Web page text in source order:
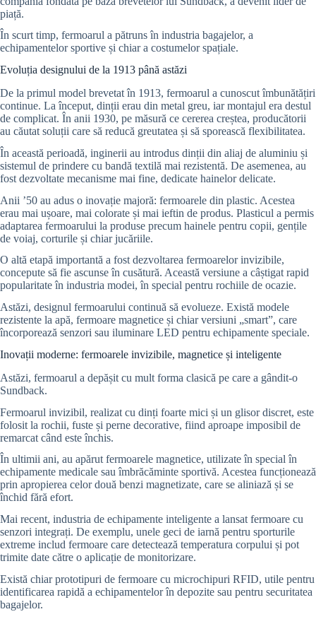
piață.
În scurt timp, fermoarul a pătruns în industria bagajelor, a
echipamentelor sportive și chiar a costumelor spațiale.
Evoluția designului de la 1913 până astăzi
De la primul model brevetat în 1913, fermoarul a cunoscut îmbunătățiri
continue. La început, dinții erau din metal greu, iar montajul era destul
de complicat. În anii 1930, pe măsură ce cererea creștea, producătorii
au căutat soluții care să reducă greutatea și să sporească flexibilitatea.
În această perioadă, inginerii au introdus dinții din aliaj de aluminiu și
sistemul de prindere cu bandă textilă mai rezistentă. De asemenea, au
fost dezvoltate mecanisme mai fine, dedicate hainelor delicate.
Anii ’50 au adus o inovație majoră: fermoarele din plastic. Acestea
erau mai ușoare, mai colorate și mai ieftin de produs. Plasticul a permis
adaptarea fermoarului la produse precum hainele pentru copii, gențile
de voiaj, corturile și chiar jucăriile.
O altă etapă importantă a fost dezvoltarea fermoarelor invizibile,
concepute să fie ascunse în cusătură. Această versiune a câștigat rapid
popularitate în industria modei, în special pentru rochiile de ocazie.
Astăzi, designul fermoarului continuă să evolueze. Există modele
rezistente la apă, fermoare magnetice și chiar versiuni „smart”, care
încorporează senzori sau iluminare LED pentru echipamente speciale.
Inovații moderne: fermoarele invizibile, magnetice și inteligente
Astăzi, fermoarul a depășit cu mult forma clasică pe care a gândit-o
Sundback.
Fermoarul invizibil, realizat cu dinți foarte mici și un glisor discret, este
folosit la rochii, fuste și perne decorative, fiind aproape imposibil de
remarcat când este închis.
În ultimii ani, au apărut fermoarele magnetice, utilizate în special în
echipamente medicale sau îmbrăcăminte sportivă. Acestea funcționează
prin apropierea celor două benzi magnetizate, care se aliniază și se
închid fără efort.
Mai recent, industria de echipamente inteligente a lansat fermoare cu
senzori integrați. De exemplu, unele geci de iarnă pentru sporturile
extreme includ fermoare care detectează temperatura corpului și pot
trimite date către o aplicație de monitorizare.
Există chiar prototipuri de fermoare cu microchipuri RFID, utile pentru
identificarea rapidă a echipamentelor în depozite sau pentru securitatea
bagajelor.